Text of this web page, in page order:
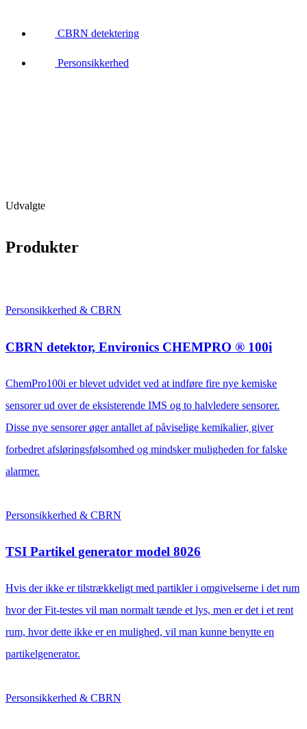
CBRN detektering
Personsikkerhed
Udvalgte
Produkter
Personsikkerhed & CBRN
CBRN detektor, Environics CHEMPRO ® 100i
ChemPro100i er blevet udvidet ved at indføre fire nye kemiske
sensorer ud over de eksisterende IMS og to halvledere sensorer.
Disse nye sensorer øger antallet af påviselige kemikalier, giver
forbedret afsløringsfølsomhed og mindsker muligheden for falske
alarmer.
Personsikkerhed & CBRN
TSI Partikel generator model 8026
Hvis der ikke er tilstrækkeligt med partikler i omgivelserne i det rum
hvor der Fit-testes vil man normalt tænde et lys, men er det i et rent
rum, hvor dette ikke er en mulighed, vil man kunne benytte en
partikelgenerator.
Personsikkerhed & CBRN